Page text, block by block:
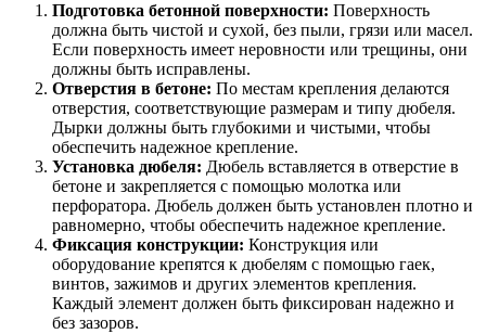
Подготовка бетонной поверхности: Поверхность
должна быть чистой и сухой, без пыли, грязи или масел.
Если поверхность имеет неровности или трещины, они
должны быть исправлены.
Отверстия в бетоне: По местам крепления делаются
отверстия, соответствующие размерам и типу дюбеля.
Дырки должны быть глубокими и чистыми, чтобы
обеспечить надежное крепление.
Установка дюбеля: Дюбель вставляется в отверстие в
бетоне и закрепляется с помощью молотка или
перфоратора. Дюбель должен быть установлен плотно и
равномерно, чтобы обеспечить надежное крепление.
Фиксация конструкции: Конструкция или
оборудование крепятся к дюбелям с помощью гаек,
винтов, зажимов и других элементов крепления.
Каждый элемент должен быть фиксирован надежно и
без зазоров.